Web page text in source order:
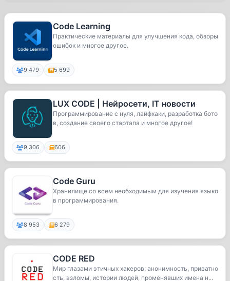
Code Learning
Практические материалы для улучшения кода, обзоры
ошибок и многое другое.
9 479 5 699
LUX CODE | Нейросети, IT новости
Программирование с нуля, лайфхаки, разработка бото
в, создание своего стартапа и многое другое!
9 306 606
Code Guru
Хранилище со всем необходимым для изучения языко
в программирования.
8 953 6 279
CODE RED
Мир глазами этичных хакеров; анонимность, приватно
сть, взломы, истории людей, променявших имена н...